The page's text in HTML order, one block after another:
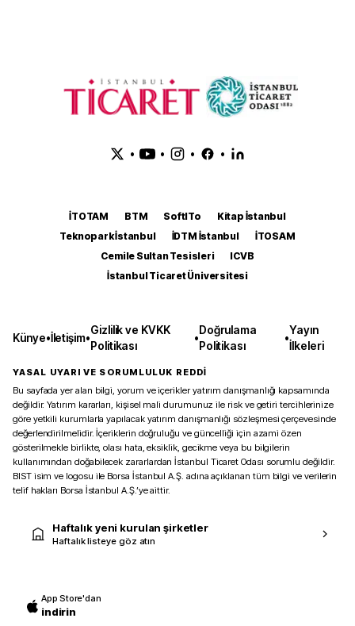
• • • •
İTOTAM BTM SoftITo
Kitap İstanbul
Teknopark İstanbul
İDTM İstanbul
İTOSAM
Cemile Sultan Tesisleri
ICVB
İstanbul Ticaret Üniversitesi
Künye•İletişim•
Gizlilik ve KVKK
Politikası
•
Doğrulama
Politikası
•
Yayın
İlkeleri
YASAL UYARI VE SORUMLULUK REDDİ
Bu sayfada yer alan bilgi, yorum ve içerikler yatırım danışmanlığı kapsamında
değildir. Yatırım kararları, kişisel mali durumunuz ile risk ve getiri tercihlerinize
göre yetkili kurumlarla yapılacak yatırım danışmanlığı sözleşmesi çerçevesinde
değerlendirilmelidir. İçeriklerin doğruluğu ve güncelliği için azami özen
gösterilmekle birlikte, olası hata, eksiklik, gecikme veya bu bilgilerin
kullanımından doğabilecek zararlardan İstanbul Ticaret Odası sorumlu değildir.
BIST isim ve logosu ile Borsa İstanbul A.Ş. adına açıklanan tüm bilgi ve verilerin
telif hakları Borsa İstanbul A.Ş.’ye aittir.
Haftalık yeni kurulan şirketler
Haftalık listeye göz atın
App Store'dan
indirin